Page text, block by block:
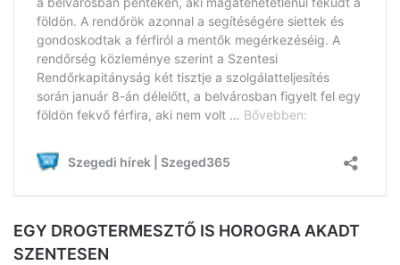
EGY DROGTERMESZTŐ IS HOROGRA AKADT
SZENTESEN